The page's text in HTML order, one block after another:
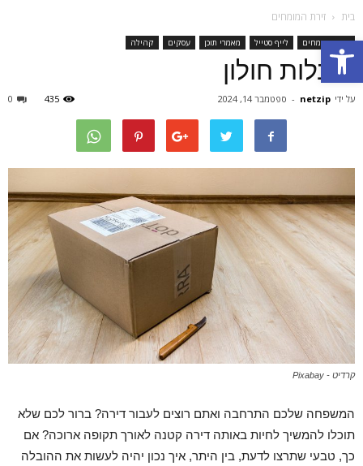
Open toolbar
בית זירת המומחים
זירת המומחים לייף סטייל מאמרי תוכן עסקים קהילה
הובלות חולון
על ידי netzip
- ספטמבר 14, 2024 0 435
קרדיט - Pixabay
המשפחה שלכם התרחבה ואתם רוצים לעבור דירה? ברור לכם שלא
תוכלו להמשיך לחיות באותה דירה קטנה לאורך תקופה ארוכה? אם
כך, טבעי שתרצו לדעת, בין היתר, איך נכון יהיה לעשות את ההובלה